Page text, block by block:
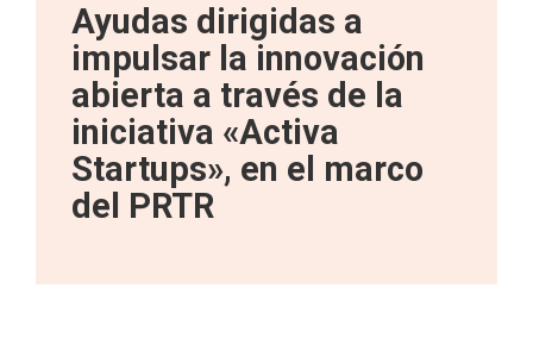
Ayudas dirigidas a
impulsar la innovación
abierta a través de la
iniciativa «Activa
Startups», en el marco
del PRTR